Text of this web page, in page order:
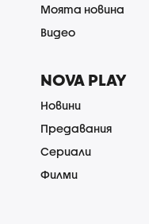
Моята новина
Видео
NOVA PLAY
Новини
Предавания
Сериали
Филми